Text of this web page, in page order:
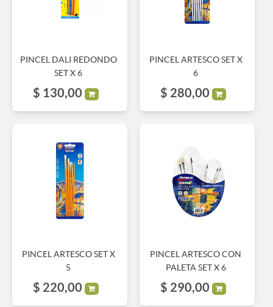
PINCEL DALI REDONDO
SET X 6
$ 130,00
PINCEL ARTESCO SET X
6
$ 280,00
PINCEL ARTESCO SET X
5
$ 220,00
PINCEL ARTESCO CON
PALETA SET X 6
$ 290,00